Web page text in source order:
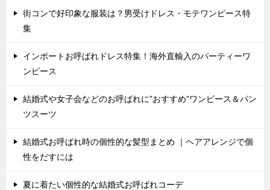
街コンで好印象な服装は？男受けドレス・モテワンピース特
集
インポートお呼ばれドレス特集！海外直輸入のパーティーワ
ンピース
結婚式や女子会などのお呼ばれに”おすすめ”ワンピース＆パン
ツスーツ
結婚式お呼ばれ時の個性的な髪型まとめ ｜ヘアアレンジで個
性をだすには
夏に着たい個性的な結婚式お呼ばれコーデ